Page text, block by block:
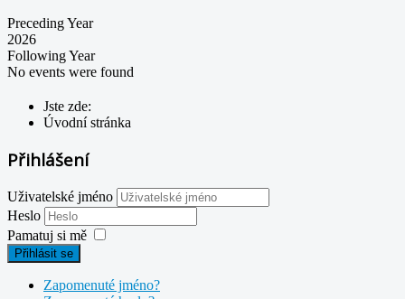
Preceding Year
2026
Following Year
No events were found
Jste zde:
Úvodní stránka
Přihlášení
Uživatelské jméno
Heslo
Pamatuj si mě
Přihlásit se
Zapomenuté jméno?